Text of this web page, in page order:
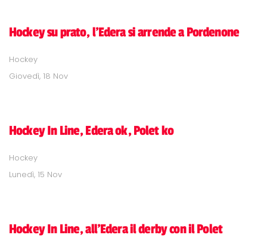
Hockey su prato, l'Edera si arrende a Pordenone
Hockey
Giovedì, 18 Nov
Hockey In Line, Edera ok, Polet ko
Hockey
Lunedì, 15 Nov
Hockey In Line, all'Edera il derby con il Polet